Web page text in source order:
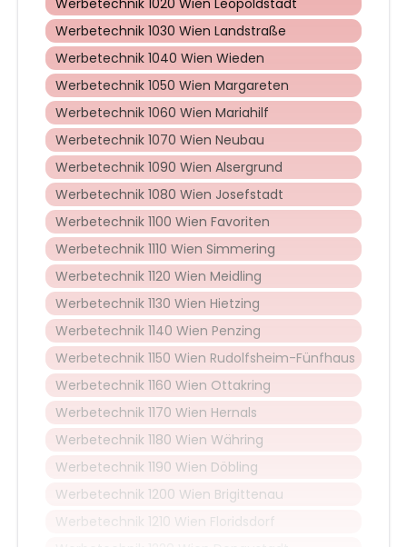
Werbetechnik 1020 Wien Leopoldstadt
Werbetechnik 1030 Wien Landstraße
Werbetechnik 1040 Wien Wieden
Werbetechnik 1050 Wien Margareten
Werbetechnik 1060 Wien Mariahilf
Werbetechnik 1070 Wien Neubau
Werbetechnik 1090 Wien Alsergrund
Werbetechnik 1080 Wien Josefstadt
Werbetechnik 1100 Wien Favoriten
Werbetechnik 1110 Wien Simmering
Werbetechnik 1120 Wien Meidling
Werbetechnik 1130 Wien Hietzing
Werbetechnik 1140 Wien Penzing
Werbetechnik 1150 Wien Rudolfsheim-Fünfhaus
Werbetechnik 1160 Wien Ottakring
Werbetechnik 1170 Wien Hernals
Werbetechnik 1180 Wien Währing
Werbetechnik 1190 Wien Döbling
Werbetechnik 1200 Wien Brigittenau
Werbetechnik 1210 Wien Floridsdorf